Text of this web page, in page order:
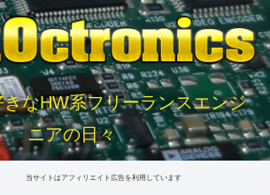
なHW系フリーランスエンジ
ニアの日々
当サイトはアフィリエイト広告を利用しています